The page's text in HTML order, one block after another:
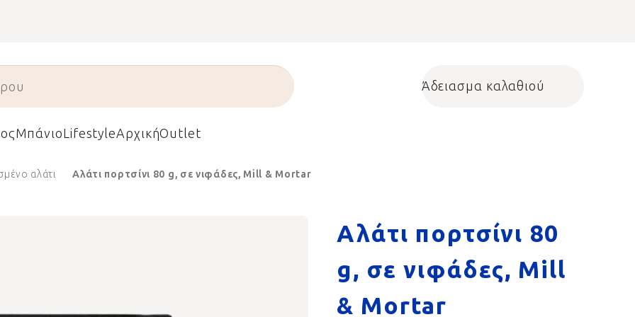
Shopping cart
Άδειασμα καλαθιού
ΜπάνιοLifestyleΑρχικήOutlet
αλάτι Αλάτι πορτσίνι 80 g, σε νιφάδες, Mill & Mortar
Αλάτι πορτσίνι 80
g, σε νιφάδες, Mill
& Mortar